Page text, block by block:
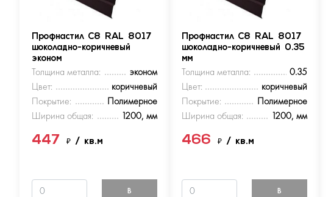
Профнастил С8 RAL 8017
шоколадно-коричневый
эконом
Толщина металла:
эконом
Цвет:
коричневый
Покрытие:
Полимерное
Ширина общая:
1200, мм
447₽/ кв.м
В
Профнастил С8 RAL 8017
шоколадно-коричневый 0.35
мм
Толщина металла:
0.35
Цвет:
коричневый
Покрытие:
Полимерное
Ширина общая:
1200, мм
466₽/ кв.м
В